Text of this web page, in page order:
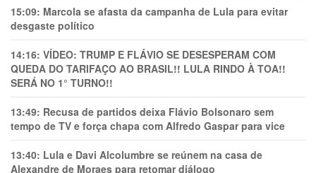
15:09: Marcola se afasta da campanha de Lula para evitar
desgaste político
14:16: VÍDEO: TRUMP E FLÁVIO SE DESESPERAM COM
QUEDA DO TARIFAÇO AO BRASIL!! LULA RINDO À TOA!!
SERÁ NO 1° TURNO!!
13:49: Recusa de partidos deixa Flávio Bolsonaro sem
tempo de TV e força chapa com Alfredo Gaspar para vice
13:40: Lula e Davi Alcolumbre se reúnem na casa de
Alexandre de Moraes para retomar diálogo